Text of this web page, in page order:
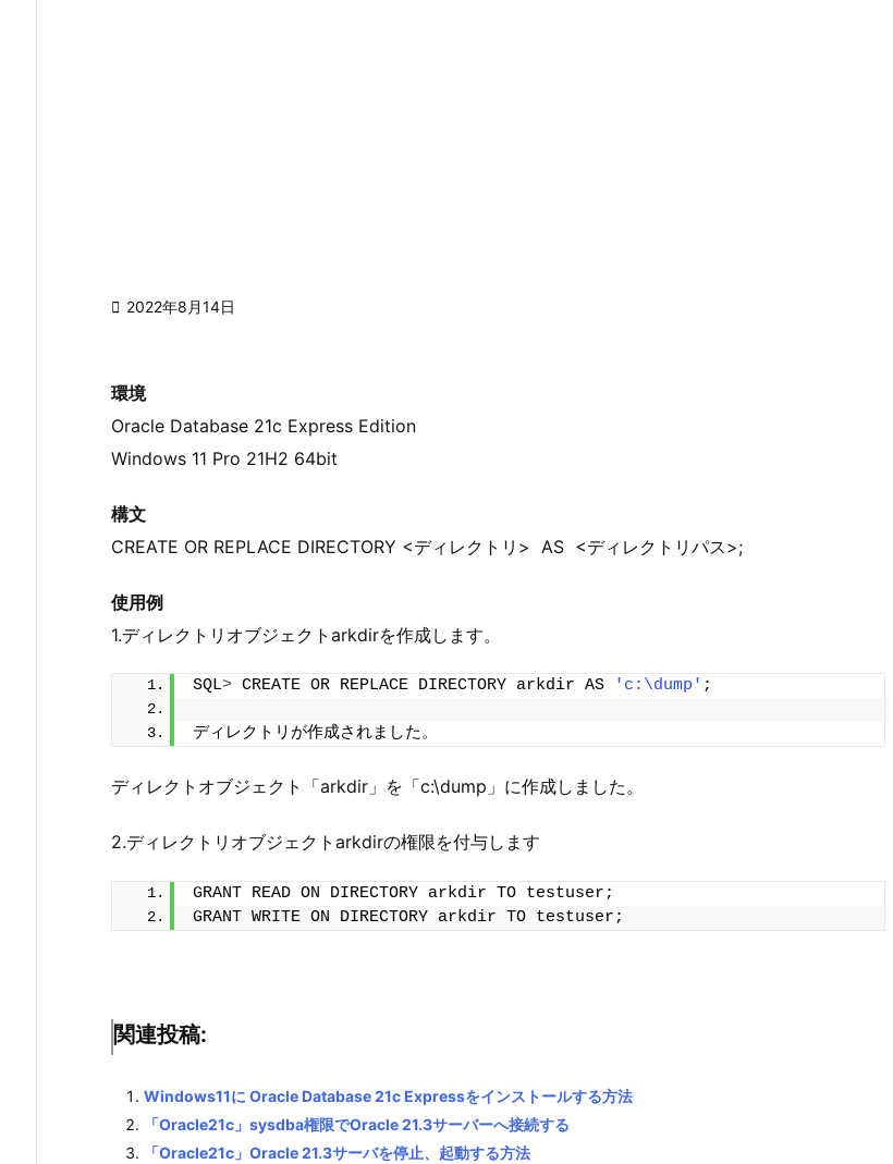
 2022年8月14日
環境
Oracle Database 21c Express Edition
Windows 11 Pro 21H2 64bit
構文
CREATE OR REPLACE DIRECTORY <ディレクトリ> AS <ディレクトリパス>;
使用例
1.ディレクトリオブジェクトarkdirを作成します。
SQL> CREATE OR REPLACE DIRECTORY arkdir AS 'c:\dump' ;
ディレクトリが作成されました。
ディレクトオブジェクト「arkdir」を「c:\dump」に作成しました。
2.ディレクトリオブジェクトarkdirの権限を付与します
GRANT READ ON DIRECTORY arkdir TO testuser;
GRANT WRITE ON DIRECTORY arkdir TO testuser;
関連投稿:
Windows11に Oracle Database 21c Expressをインストールする方法
「Oracle21c」sysdba権限でOracle 21.3サーバーへ接続する
「Oracle21c」Oracle 21.3サーバを停止、起動する方法